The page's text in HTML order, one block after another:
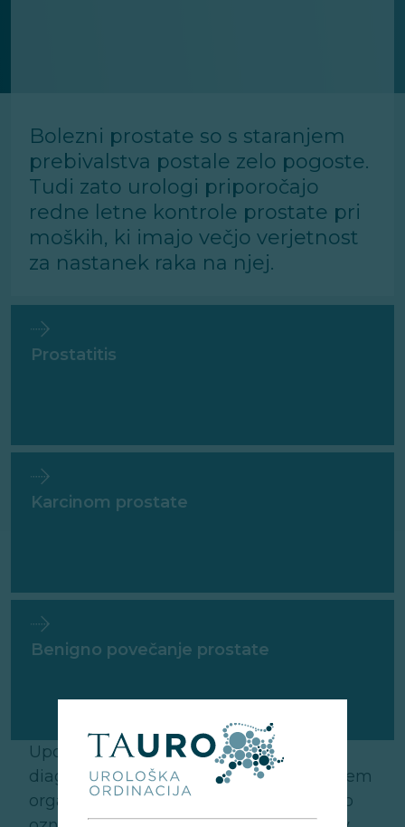
Bolezni prostate so s staranjem
prebivalstva postale zelo pogoste.
Tudi zato urologi priporočajo
redne letne kontrole prostate pri
moških, ki imajo večjo verjetnost
za nastanek raka na njej.
Prostatitis
Karcinom prostate
Benigno povečanje prostate
Upoštevajoč število posegov in
diagnostičnih uroloških postopkov na tem
organu vsako leto, lahko prostato mirno